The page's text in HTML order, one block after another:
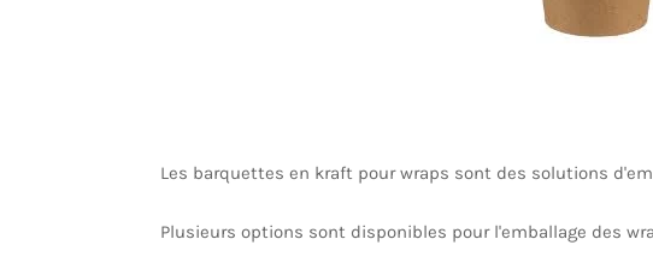
Les barquettes en kraft pour wraps sont des solutions
Plusieurs options sont disponibles pour l'emballage des